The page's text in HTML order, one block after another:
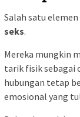
Salah satu
seks.
Mereka mungkin
tarik fisik sebagai
hubungan tetap
emosional yang